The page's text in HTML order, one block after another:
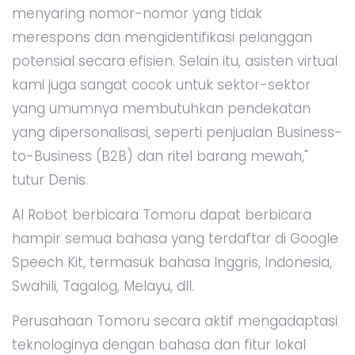
menyaring nomor-nomor yang tidak
merespons dan mengidentifikasi pelanggan
potensial secara efisien. Selain itu, asisten virtual
kami juga sangat cocok untuk sektor-sektor
yang umumnya membutuhkan pendekatan
yang dipersonalisasi, seperti penjualan Business-
to-Business (B2B) dan ritel barang mewah,"
tutur Denis.
AI Robot berbicara Tomoru dapat berbicara
hampir semua bahasa yang terdaftar di Google
Speech Kit, termasuk bahasa Inggris, Indonesia,
Swahili, Tagalog, Melayu, dll.
Perusahaan Tomoru secara aktif mengadaptasi
teknologinya dengan bahasa dan fitur lokal